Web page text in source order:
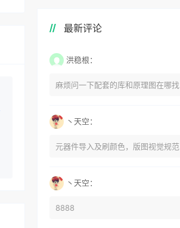
最新评论
洪稳根：
麻烦问一下配套的库和原理图在哪找
丶天空：
元器件导入及刷颜色，版图视觉规范
丶天空：
8888